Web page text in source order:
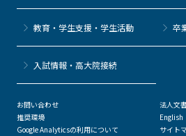
教育・学生支援・学生活動 卒
⼊試情報・高大院接続
お問い合わせ
推奨環境
Google Analyticsの利用について
法人文
English
サイト